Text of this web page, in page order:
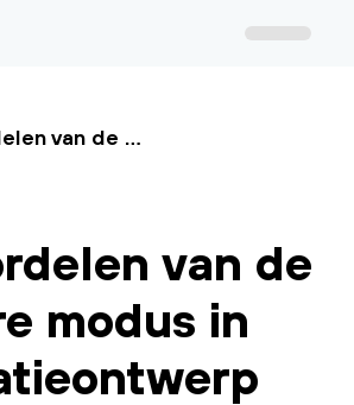
modus in applicatieontwerp
van de
modus in